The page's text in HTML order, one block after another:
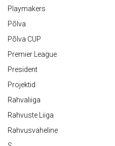
Playmakers
Põlva
Põlva CUP
Premier League
President
Projektid
Rahvaliiga
Rahvuste Liiga
Rahvusvaheline